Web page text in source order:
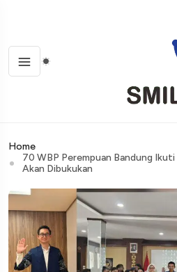
Home
70 WBP Perempuan Bandung
Akan Dibukukan